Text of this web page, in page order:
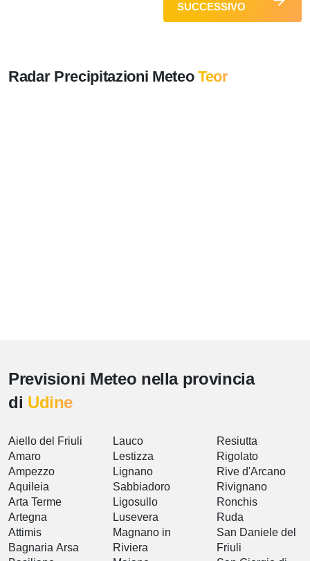
SUCCESSIVO
Radar Precipitazioni MeteoTeor
Previsioni Meteo nella provincia
di Udine
Aiello del Friuli
Amaro
Ampezzo
Aquileia
Arta Terme
Artegna
Attimis
Bagnaria Arsa
Lauco
Lestizza
Lignano
Sabbiadoro
Ligosullo
Lusevera
Magnano in
Riviera
Resiutta
Rigolato
Rive d'Arcano
Rivignano
Ronchis
Ruda
San Daniele del
Friuli